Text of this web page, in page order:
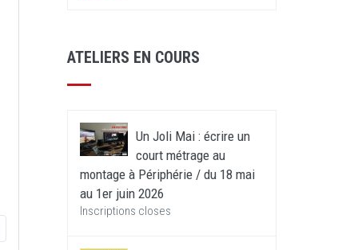
ATELIERS EN COURS
Un Joli Mai : écrire un
court métrage au
montage à Périphérie / du 18 mai
au 1er juin 2026
Inscriptions closes